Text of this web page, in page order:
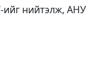
ийг нийтэлж, АНУ